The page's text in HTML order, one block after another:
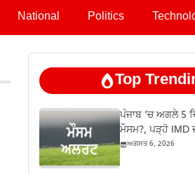
National Politics
Top
ਪੰਜਾਬ ‘ਚ ਅਗਲੇ 5
ਮੌਸਮ?, ਪੜ੍ਹੋ IMD
ਅਗਸਤ 6, 2026